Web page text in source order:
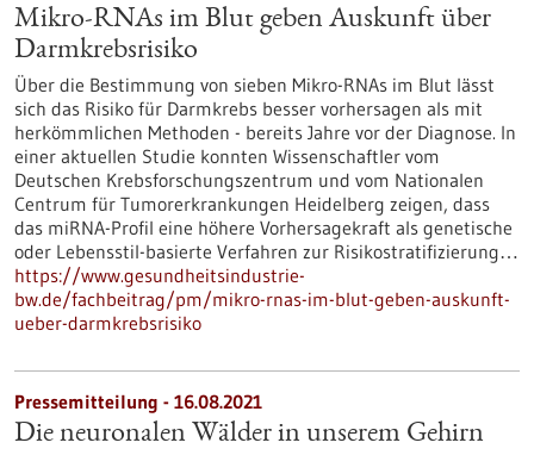
Mikro-RNAs im Blut geben Auskunft über
Darmkrebsrisiko
Über die Bestimmung von sieben Mikro-RNAs im Blut lässt
sich das Risiko für Darmkrebs besser vorhersagen als mit
herkömmlichen Methoden - bereits Jahre vor der Diagnose. In
einer aktuellen Studie konnten Wissenschaftler vom
Deutschen Krebsforschungszentrum und vom Nationalen
Centrum für Tumorerkrankungen Heidelberg zeigen, dass
das miRNA-Profil eine höhere Vorhersagekraft als genetische
oder Lebensstil-basierte Verfahren zur Risikostratifizierung…
https://www.gesundheitsindustrie-
bw.de/fachbeitrag/pm/mikro-rnas-im-blut-geben-auskunft-
ueber-darmkrebsrisiko
Pressemitteilung - 16.08.2021
Die neuronalen Wälder in unserem Gehirn